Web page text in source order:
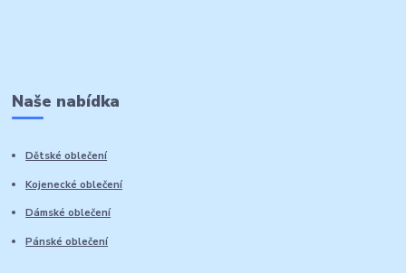
Naše nabídka
Dětské oblečení
Kojenecké oblečení
Dámské oblečení
Pánské oblečení